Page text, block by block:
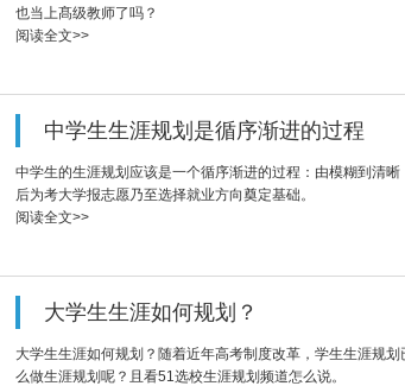
也当上髙级教师了吗？
阅读全文>>
中学生生涯规划是循序渐进的过程
中学生的生涯规划应该是一个循序渐进的过程：由模糊到清
后为考大学报志愿乃至选择就业方向奠定基础。
阅读全文>>
大学生生涯如何规划？
大学生生涯如何规划？随着近年高考制度改革，学生生涯规
么做生涯规划呢？且看51选校生涯规划频道怎么说。